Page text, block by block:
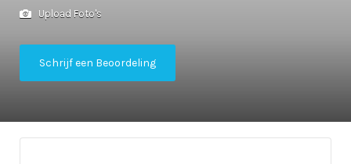
Upload Foto's
Schrijf een Beoordeling